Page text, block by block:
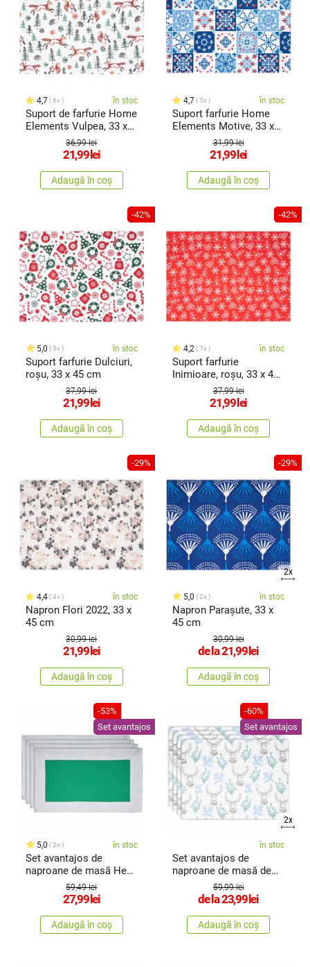
4,7 6x în stoc
Suport de farfurie Home
Elements Vulpea, 33 x
36,99 lei
21,99 lei
Adaugă în coș
4,7 5x în stoc
Suport farfurie Home
Elements Motive, 33 x
31,99 lei
21,99 lei
Adaugă în coș
-42%
5,0 3x în stoc
Suport farfurie Dulciuri,
roșu, 33 x 45 cm
37,99 lei
21,99 lei
Adaugă în coș
-42%
4,2 7x în stoc
Suport farfurie
Inimioare, roșu, 33 x 45
37,99 lei
21,99 lei
Adaugă în coș
-29%
4,4 4x în stoc
Napron Flori 2022, 33 x
45 cm
30,99 lei
21,99 lei
Adaugă în coș
-29%
2x
5,0 2x în stoc
Napron Parașute, 33 x
45 cm
30,99 lei
de la21,99 lei
Adaugă în coș
-53%
Set avantajos
5,0 2x în stoc
Set avantajos de
naproane de masă Heda
verde, 30 x 50 cm, 4
59,49 lei
27,99 lei
Adaugă în coș
-60%
Set avantajos
2x
în stoc
Set avantajos de
naproane de masă de
59,99 lei
de la23,99 lei
Adaugă în coș